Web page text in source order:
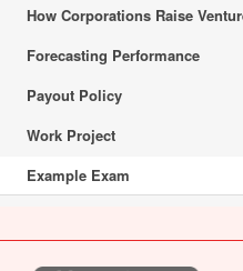
How Corporations Raise
Forecasting Performance
Payout Policy
Work Project
Example Exam